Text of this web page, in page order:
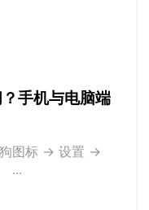
手机与电脑端
图标 -> 设置 ->
...